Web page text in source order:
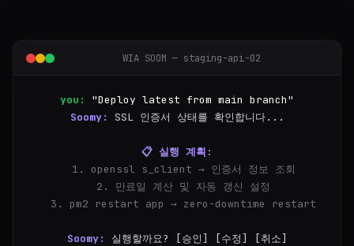
WIA SOOM — staging-api-02
you:
"Deploy latest from main branch"
Soomy:
SSL 인증서 상태를 확인합니다...
📋 실행 계획:
  1. openssl s_client → 인증서 정보 조회
  2. 만료일 계산 및 자동 갱신 설정
  3. pm2 restart app → zero-downtime restart
Soomy:
실행할까요? [승인] [수정] [취소]